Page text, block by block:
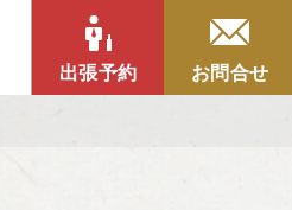
出張予約 お問合せ